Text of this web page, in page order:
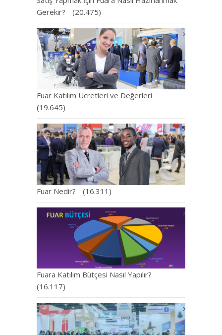
Gerekir?
(20.475)
Fuar Katılım Ücretleri ve Değerleri
(19.645)
Fuar Nedir? (16.311)
Fuara Katılım Bütçesi Nasıl Yapılır?
(16.117)